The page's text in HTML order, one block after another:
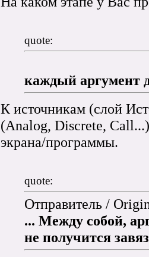
quote:
каждый аргумент
К источникам (слой
(Analog, Discrete,
экрана/программы.
quote:
Отправитель /
... Между собой,
не получится